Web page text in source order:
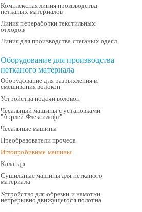
Комплексная линия производства
нетканых материалов
Линия переработки текстильных
отходов
Линия для производства стеганых одеял
Оборудование для производства
нетканого материала
Оборудование для разрыхления и
смешивания волокон
Устройства подачи волокон
Чесальный машины с установками
"Аэрлей Флексилофт"
Чесальные машины
Преобразователи прочеса
Иглопробивные машины
Каландр
Сушильные машины для нетканого
материала
Устройство для обрезки и намотки
непрерывно движущегося полотна